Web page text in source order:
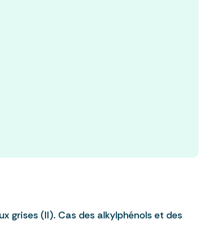
grises (II). Cas des alkylphénols et des